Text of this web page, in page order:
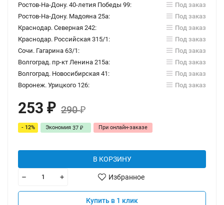
Ростов-На-Дону. 40-летия Победы 99:
Под заказ
Ростов-На-Дону. Мадояна 25а:
Под заказ
Краснодар. Северная 242:
Под заказ
Краснодар. Российская 315/1:
Под заказ
Сочи. Гагарина 63/1:
Под заказ
Волгоград. пр-кт Ленина 215а:
Под заказ
Волгоград. Новосибирская 41:
Под заказ
Воронеж. Урицкого 126:
Под заказ
253 ₽ 290₽
- 12% Экономия 37 ₽ При онлайн-заказе
В КОРЗИНУ
Избранное
Купить в 1 клик